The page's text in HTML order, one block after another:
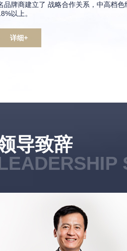
品牌商建立了 战略合作关系，中高档
以上。
详细+
导致辞